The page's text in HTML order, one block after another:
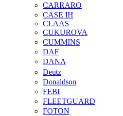
CARRARO
CASE IH
CLAAS
CUKUROVA
CUMMINS
DAF
DANA
Deutz
Donaldson
FEBI
FLEETGUARD
FOTON